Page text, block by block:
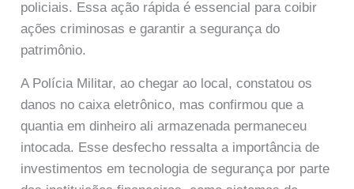
policiais. Essa ação rápida é essencial para coibir
ações criminosas e garantir a segurança do
patrimônio.
A Polícia Militar, ao chegar ao local, constatou os
danos no caixa eletrônico, mas confirmou que a
quantia em dinheiro ali armazenada permaneceu
intocada. Esse desfecho ressalta a importância de
investimentos em tecnologia de segurança por parte